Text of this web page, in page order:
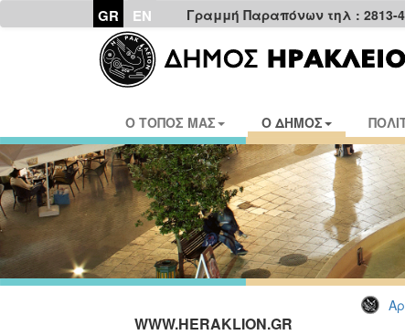
GR EN Γραμμή Παραπόνων τηλ : 2813-
Ο ΤΟΠΟΣ ΜΑΣ Ο ΔΗΜΟΣ
WWW.HERAKLION.GR